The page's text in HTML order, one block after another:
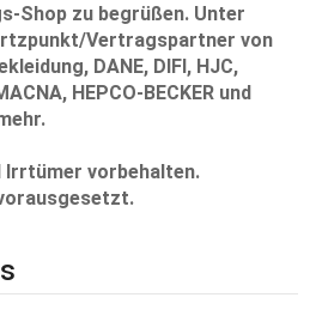
Shop zu begrüßen. Unter
Vertragspartner von
DANE, DIFI, HJC,
HEPCO-BECKER und
Irrtümer vorbehalten.